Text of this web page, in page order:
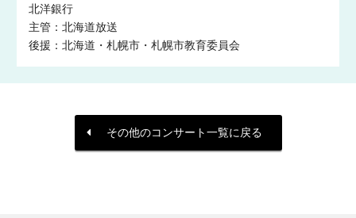
北洋銀行
主管：北海道放送
後援：北海道・札幌市・札幌市教育委員会
その他のコンサート一覧に戻る